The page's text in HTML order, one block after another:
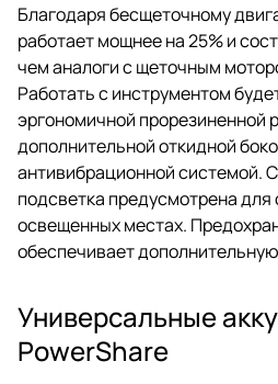
Благодаря бесщеточному
работает мощнее на 25% и
чем аналоги с щеточным
Работать с инструментом
эргономичной прорезиненной
дополнительной откидной
антивибрационной системой.
подсветка предусмотрена для
освещенных местах.
обеспечивает
Универсальные
PowerShare